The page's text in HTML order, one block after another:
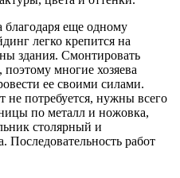
благодаря еще одному
легко крепится на
здания. Смонтировать
многие хозяева
ее своими силами.
потребуется, нужны всего
по металл и ножовка,
столярный и
Последовательность работ